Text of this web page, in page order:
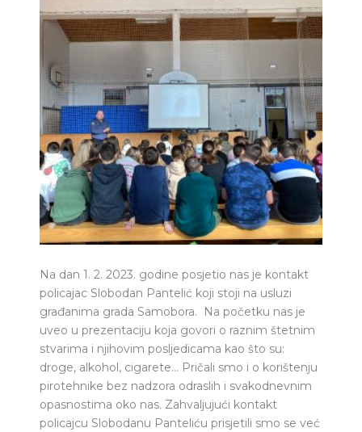
Na dan 1. 2. 2023. godine posjetio nas je kontakt
policajac Slobodan Pantelić koji stoji na usluzi
građanima grada Samobora. Na početku nas je
uveo u prezentaciju koja govori o raznim štetnim
stvarima i njihovim posljedicama kao što su:
droge, alkohol, cigarete… Pričali smo i o korištenju
pirotehnike bez nadzora odraslih i svakodnevnim
opasnostima oko nas. Zahvaljujući kontakt
policajcu Slobodanu Panteliću prisjetili smo se već